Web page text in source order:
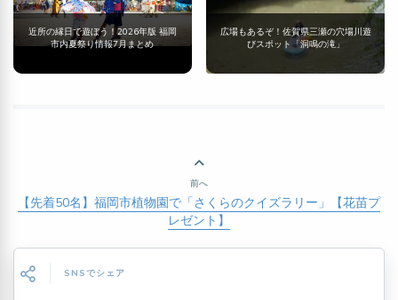
近所の縁日で遊ぼう！2026年版 福岡
市内夏祭り情報7月まとめ
広場もあるぞ！佐賀県三瀬の穴場川遊
びスポット「洞鳴の滝」
前へ
【先着50名】福岡市植物園で「さくらのクイズラリー」【花苗プ
レゼント】
SNSでシェア